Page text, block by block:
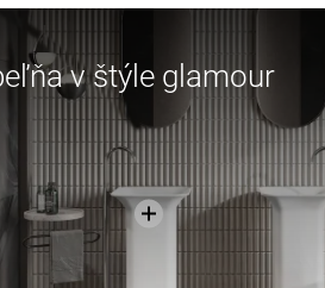
v štýle glamour